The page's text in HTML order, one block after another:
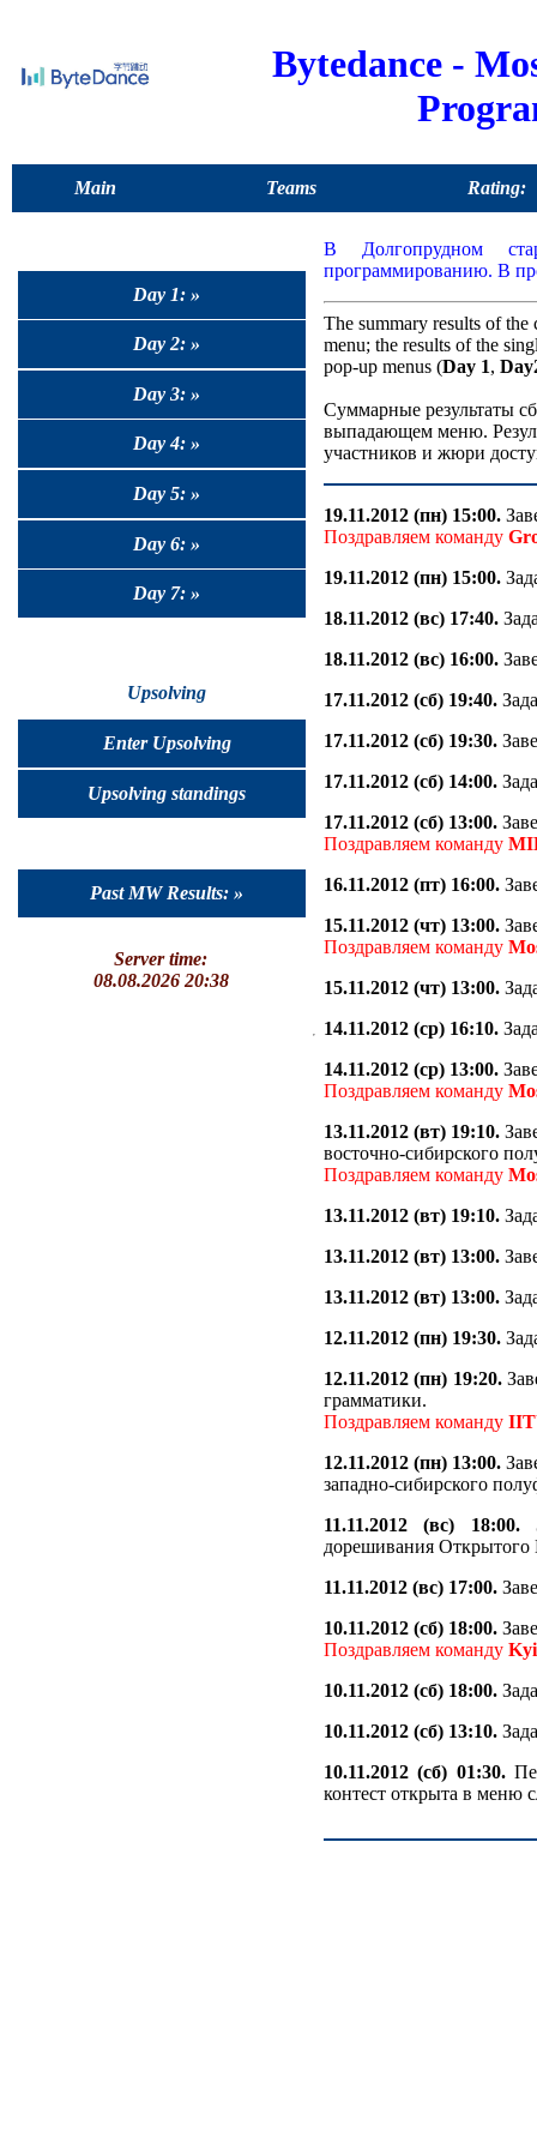
Bytedance -
Main Teams Rating:
Day 1: »
Day 2: »
Day 3: »
Day 4: »
Day 5: »
Day 6: »
Day 7: »
Upsolving
Enter Upsolving
Upsolving standings
Past MW Results: »
Server time:
08.08.2026 20:38
В Долгопрудном
программированию. В
The summary results of
menu; the results of the
pop-up menus (Day 1,
Суммарные результаты
выпадающем меню.
участников и жюри
19.11.2012 (пн) 15:00.
Поздравляем команду
19.11.2012 (пн) 15:00.
18.11.2012 (вс) 17:40.
18.11.2012 (вс) 16:00.
17.11.2012 (сб) 19:40.
17.11.2012 (сб) 19:30.
17.11.2012 (сб) 14:00.
17.11.2012 (сб) 13:00.
Поздравляем команду
16.11.2012 (пт) 16:00.
15.11.2012 (чт) 13:00.
Поздравляем команду
15.11.2012 (чт) 13:00.
14.11.2012 (ср) 16:10.
14.11.2012 (ср) 13:00.
Поздравляем команду
13.11.2012 (вт) 19:10.
восточно-сибирского
Поздравляем команду
13.11.2012 (вт) 19:10.
13.11.2012 (вт) 13:00.
13.11.2012 (вт) 13:00.
12.11.2012 (пн) 19:30.
12.11.2012 (пн) 19:20.
грамматики.
Поздравляем команду
12.11.2012 (пн) 13:00.
западно-сибирского
11.11.2012 (вс) 18:00.
дорешивания Открытого
11.11.2012 (вс) 17:00.
10.11.2012 (сб) 18:00.
Поздравляем команду
10.11.2012 (сб) 18:00.
10.11.2012 (сб) 13:10.
10.11.2012 (сб) 01:30.
контест открыта в меню